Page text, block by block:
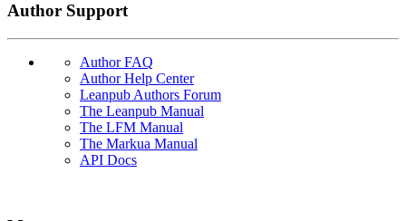
Author Support
Author FAQ
Author Help Center
Leanpub Authors Forum
The Leanpub Manual
The LFM Manual
The Markua Manual
API Docs